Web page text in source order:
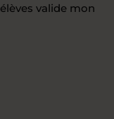
valide mon